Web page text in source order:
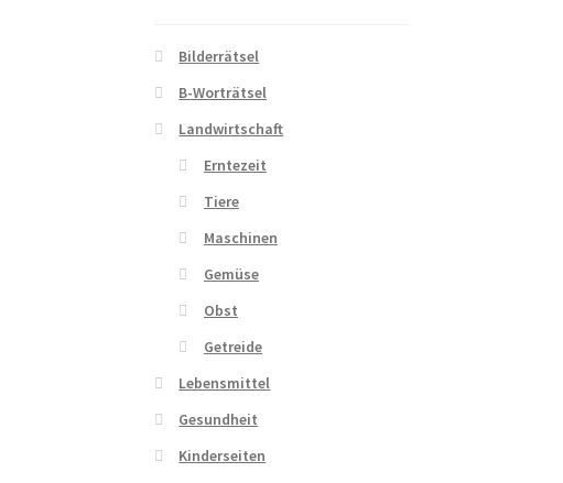
Bilderrätsel
B-Worträtsel
Landwirtschaft
Erntezeit
Tiere
Maschinen
Gemüse
Obst
Getreide
Lebensmittel
Gesundheit
Kinderseiten